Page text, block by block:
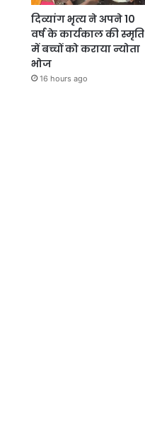
दिव्यांग भृत्य ने अपने 10
वर्ष के कार्यकाल की स्मृति
में बच्चों को कराया न्योता
भोज
16 hours ago